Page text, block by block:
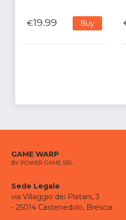
€19.99 Buy
GAME WARP
BY POWER GAME SRL
Sede Legale
via Villaggio dei Platani, 3
- 25014 Castenedolo, Brescia